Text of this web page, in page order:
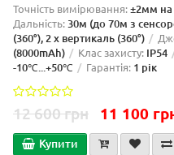
Точність вимірювання:±2мм на
Дальність:30м (до 70м з
(360°), 2 x вертикаль (360°)
(8000mAh)
Клас захисту: IP54
-10℃...+50℃ Гарантія: 1 рік
12 600 грн 11 100
Купити